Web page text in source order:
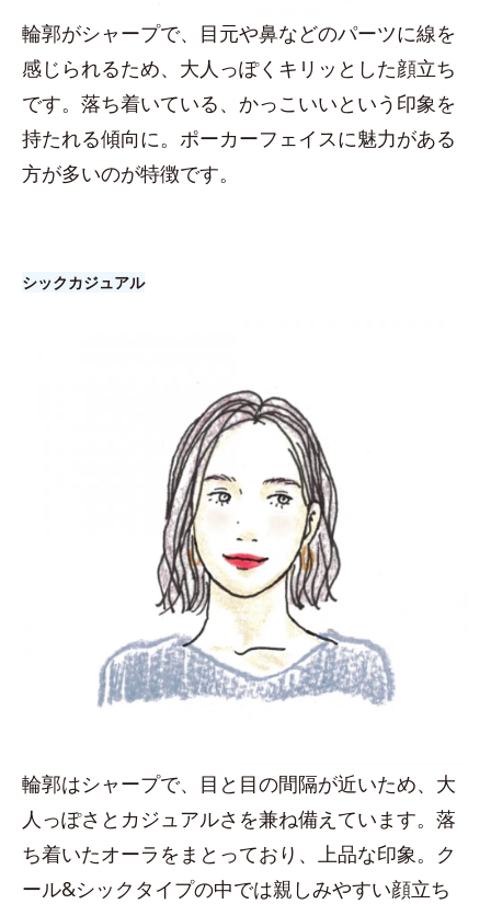
輪郭がシャープで、目元や鼻などのパーツに線を
感じられるため、大人っぽくキリッとした顔立ち
です。落ち着いている、かっこいいという印象を
持たれる傾向に。ポーカーフェイスに魅力がある
方が多いのが特徴です。
シックカジュアル
輪郭はシャープで、目と目の間隔が近いため、大
人っぽさとカジュアルさを兼ね備えています。落
ち着いたオーラをまとっており、上品な印象。ク
ール&シックタイプの中では親しみやすい顔立ち